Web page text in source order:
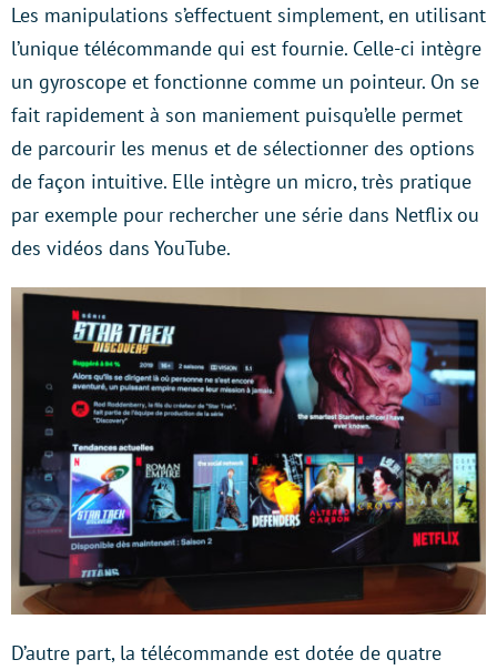
Les manipulations s’effectuent simplement, en utilisant
l’unique télécommande qui est fournie. Celle-ci intègre
un gyroscope et fonctionne comme un pointeur. On se
fait rapidement à son maniement puisqu’elle permet
de parcourir les menus et de sélectionner des options
de façon intuitive. Elle intègre un micro, très pratique
par exemple pour rechercher une série dans Netflix ou
des vidéos dans YouTube.
D’autre part, la télécommande est dotée de quatre